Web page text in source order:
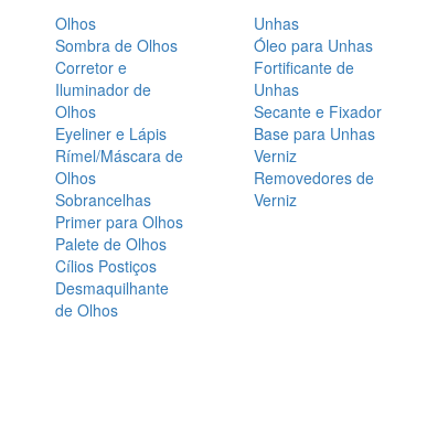
Olhos
Sombra de Olhos
Corretor e
Iluminador de
Olhos
Eyeliner e Lápis
Rímel/Máscara de
Olhos
Sobrancelhas
Primer para Olhos
Palete de Olhos
Cílios Postiços
Desmaquilhante
de Olhos
Unhas
Óleo para Unhas
Fortificante de
Unhas
Secante e Fixador
Base para Unhas
Verniz
Removedores de
Verniz